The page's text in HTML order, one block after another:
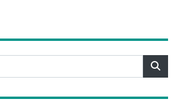
no Facebook
no Threads
no WhatsApp
no LinkedIn